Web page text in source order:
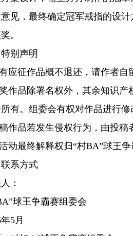
见，最终确定冠军戒指的设
。
别声明
征作品概不退还，请作者自
品除署名权外，其余知识产
有。组委会有权对作品进行修
品若发生侵权行为，由投稿
最终解释权归“村BA”球王争
系方式
：
球王争霸赛组委会
5月